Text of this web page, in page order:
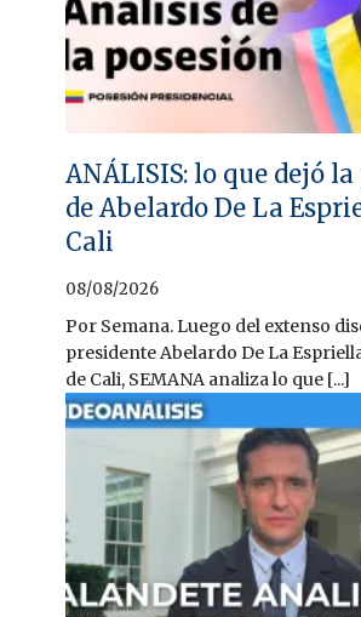
ANÁLISIS: lo que dejó
de Abelardo De La
Cali
08/08/2026
Por Semana. Luego del extenso
presidente Abelardo De La
de Cali, SEMANA analiza lo que [...]